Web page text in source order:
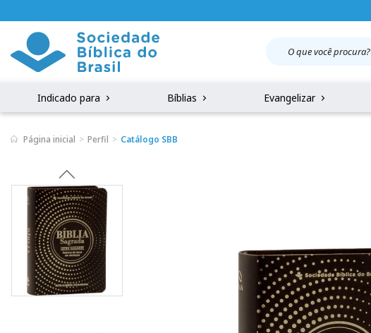
Indicado para Bíblias Evangelizar
Página inicial Perfil Catálogo SBB